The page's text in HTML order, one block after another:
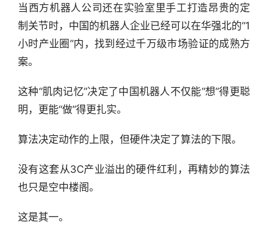
当西方机器人公司还在实验室里手工打造昂贵的定
制关节时，中国的机器人企业已经可以在华强北的“1
小时产业圈”内，找到经过千万级市场验证的成熟方
案。
这种“肌肉记忆”决定了中国机器人不仅能“想”得更聪
明，更能“做”得更扎实。
算法决定动作的上限，但硬件决定了算法的下限。
没有这套从3C产业溢出的硬件红利，再精妙的算法
也只是空中楼阁。
这是其一。